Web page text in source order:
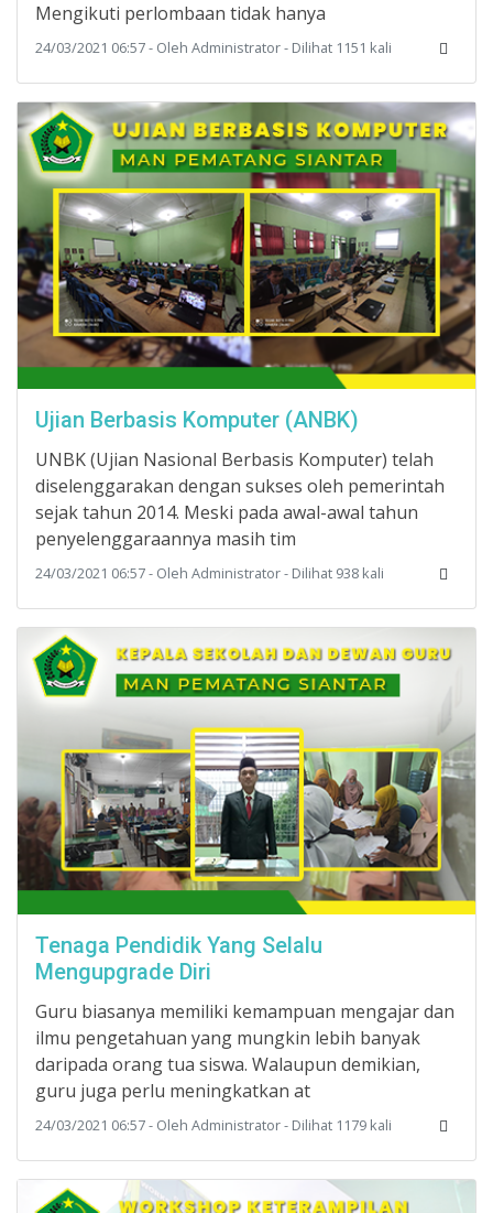
Mengikuti perlombaan tidak hanya
24/03/2021 06:57 - Oleh Administrator - Dilihat 1151 kali
Ujian Berbasis Komputer (ANBK)
UNBK (Ujian Nasional Berbasis Komputer) telah
diselenggarakan dengan sukses oleh pemerintah
sejak tahun 2014. Meski pada awal-awal tahun
penyelenggaraannya masih tim
24/03/2021 06:57 - Oleh Administrator - Dilihat 938 kali
Tenaga Pendidik Yang Selalu
Mengupgrade Diri
Guru biasanya memiliki kemampuan mengajar dan
ilmu pengetahuan yang mungkin lebih banyak
daripada orang tua siswa. Walaupun demikian,
guru juga perlu meningkatkan at
24/03/2021 06:57 - Oleh Administrator - Dilihat 1179 kali